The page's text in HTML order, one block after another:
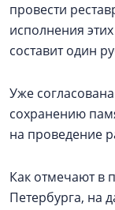
провести
исполнения
составит один
Уже
сохранению
на проведение
Как отмечают в
Петербурга, на